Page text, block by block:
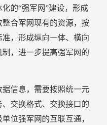
的“强军网”建设，形成
合军网现有的资源，按
，形成纵向一体、横向
，进一步提高强军网的
信息，需要按照统一元
交换格式、交换接口的
位强军网的互联互通，